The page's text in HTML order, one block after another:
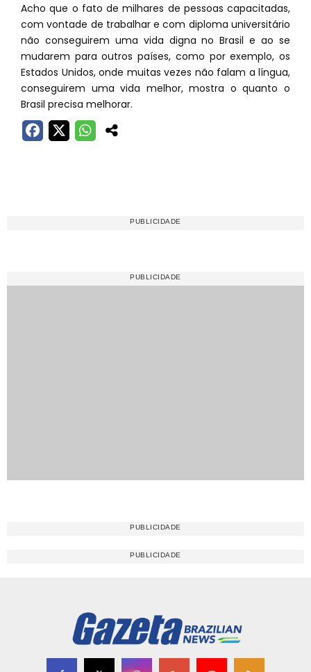
Acho que o fato de milhares de pessoas capacitadas,
com vontade de trabalhar e com diploma universitário
não conseguirem uma vida digna no Brasil e ao se
mudarem para outros países, como por exemplo, os
Estados Unidos, onde muitas vezes não falam a língua,
conseguirem uma vida melhor, mostra o quanto o
Brasil precisa melhorar.